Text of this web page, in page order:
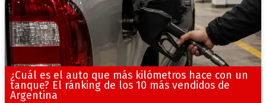
¿Cuál es el auto que más kilómetros hace con un
tanque? El ránking de los 10 más vendidos de
Argentina